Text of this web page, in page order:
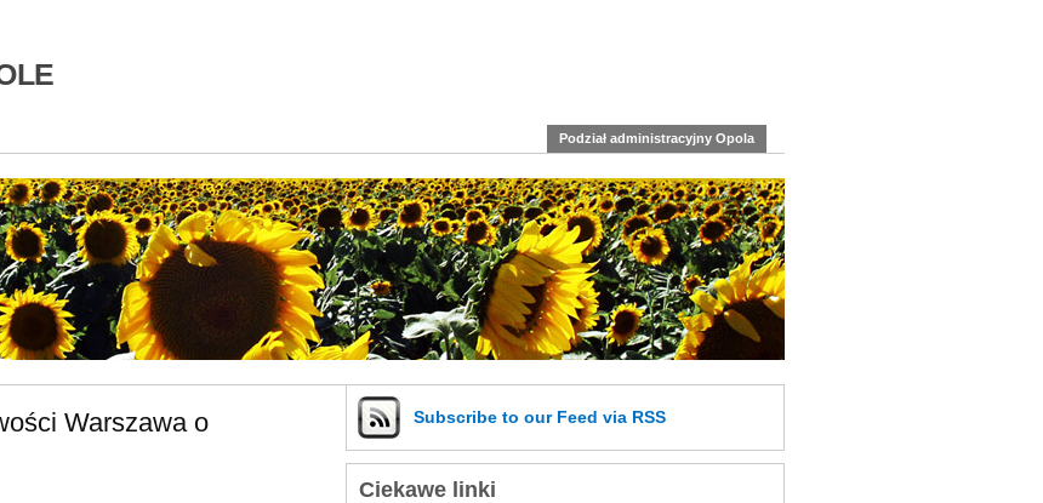
Podział administracyjny Opola
Warszawa o
Subscribe to our Feed via RSS
Ciekawe linki